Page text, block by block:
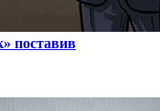
поставив